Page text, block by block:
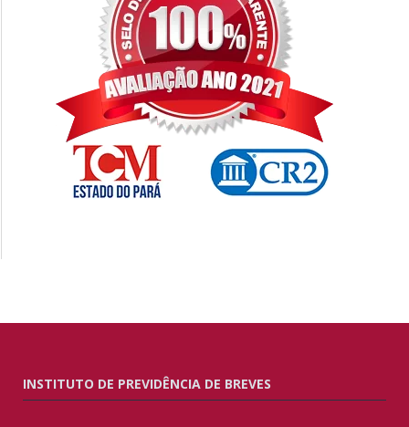
INSTITUTO DE PREVIDÊNCIA DE BREVES